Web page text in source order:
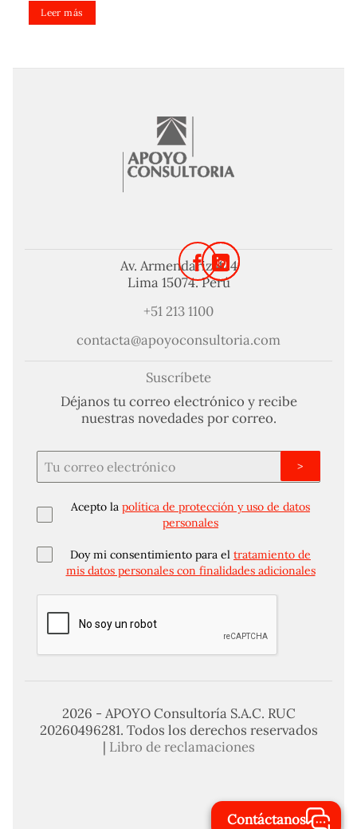
Leer más
Contáctanos
Av. Armendariz 424
Lima 15074. Perú
+51 213 1100
contacta@apoyoconsultoria.com
Suscríbete
Déjanos tu correo electrónico y recibe
nuestras novedades por correo.
Acepto la política de protección y uso de datos
personales
Doy mi consentimiento para el tratamiento de
mis datos personales con finalidades adicionales
>
2026 - APOYO Consultoría S.A.C. RUC
20260496281. Todos los derechos reservados
| Libro de reclamaciones